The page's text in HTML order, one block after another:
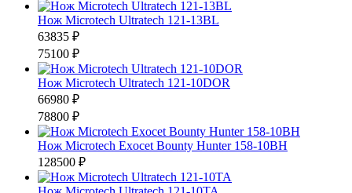
Нож Microtech Ultratech 121-13BL
63835 ₽
75100 ₽
Нож Microtech Ultratech 121-10DOR
66980 ₽
78800 ₽
Нож Microtech Exocet Bounty Hunter 158-10BH
128500 ₽